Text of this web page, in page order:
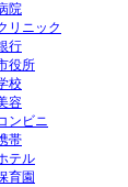
院
リニック
行
役所
校
容
ンビニ
帯
テル
育園